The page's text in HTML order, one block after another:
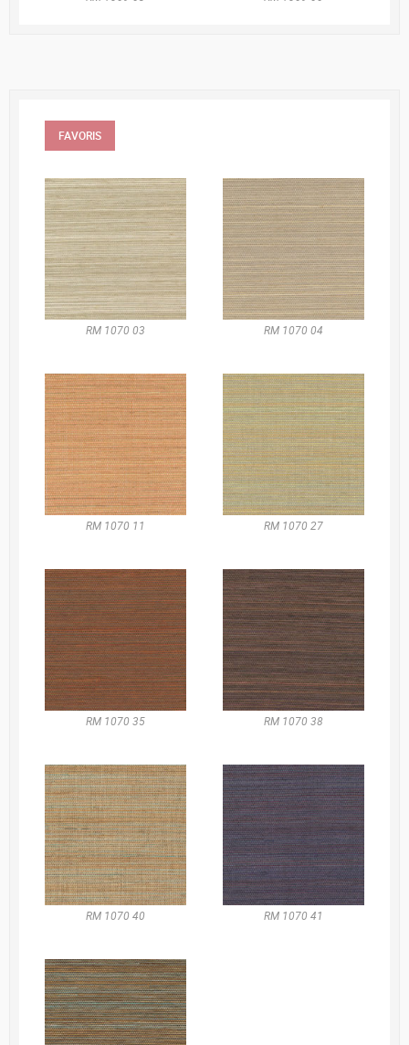
FAVORIS
RM 1070 03 RM 1070 04
RM 1070 11 RM 1070 27
RM 1070 35 RM 1070 38
RM 1070 40 RM 1070 41